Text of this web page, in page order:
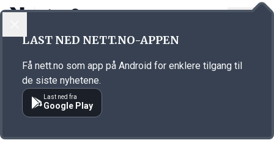
Annonsørinnhold
LAST NED NETT.NO-APPEN
Få nett.no som app på Android for enklere tilgang til
de siste nyhetene.
Last ned fra
Google Play